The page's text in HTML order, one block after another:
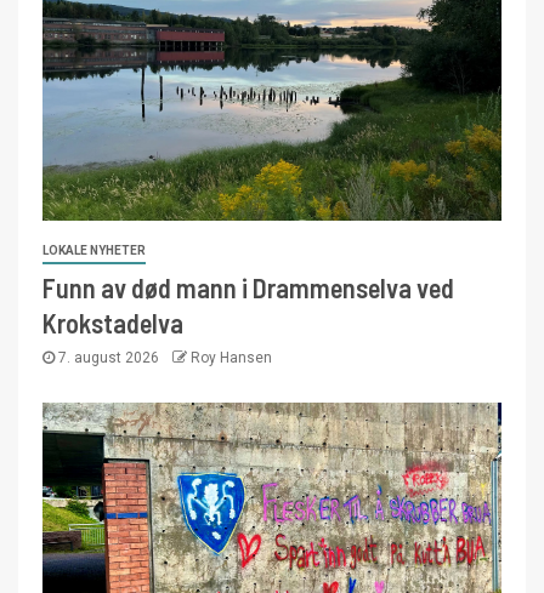
LOKALE NYHETER
Funn av død mann i Drammenselva ved
Krokstadelva
7. august 2026 Roy Hansen